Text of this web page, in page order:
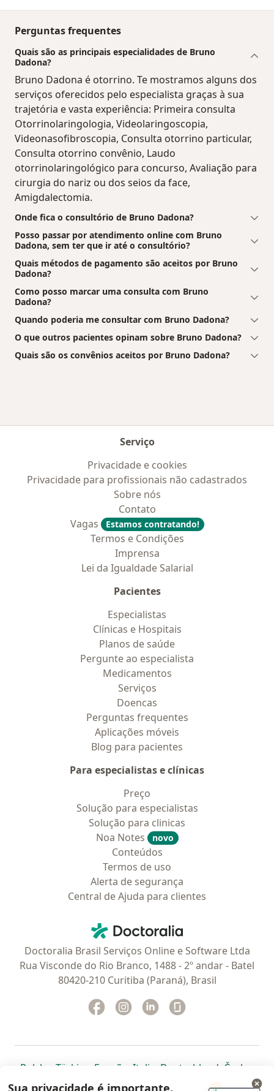
Perguntas frequentes
Quais são as principais especialidades de Bruno
Dadona?
Bruno Dadona é otorrino. Te mostramos alguns dos
serviços oferecidos pelo especialista graças à sua
trajetória e vasta experiência: Primeira consulta
Otorrinolaringologia, Videolaringoscopia,
Videonasofibroscopia, Consulta otorrino particular,
Consulta otorrino convênio, Laudo
otorrinolaringológico para concurso, Avaliação para
cirurgia do nariz ou dos seios da face,
Amigdalectomia.
Onde fica o consultório de Bruno Dadona?
Posso passar por atendimento online com Bruno
Dadona, sem ter que ir até o consultório?
Quais métodos de pagamento são aceitos por Bruno
Dadona?
Como posso marcar uma consulta com Bruno
Dadona?
Quando poderia me consultar com Bruno Dadona?
O que outros pacientes opinam sobre Bruno Dadona?
Quais são os convênios aceitos por Bruno Dadona?
Serviço
Privacidade e cookies
Privacidade para profissionais não cadastrados
Sobre nós
Contato
Vagas
Estamos contratando!
Termos e Condições
Imprensa
Lei da Igualdade Salarial
Pacientes
Especialistas
Clínicas e Hospitais
Planos de saúde
Pergunte ao especialista
Medicamentos
Serviços
Doencas
Perguntas frequentes
Aplicações móveis
Blog para pacientes
Para especialistas e clínicas
Preço
Solução para especialistas
Solução para clinicas
Noa Notes
novo
Conteúdos
Termos de uso
Alerta de segurança
Central de Ajuda para clientes
Doctoralia - Homepage
Doctoralia Brasil Serviços Online e Software Ltda
Rua Visconde do Rio Branco, 1488 - 2º andar - Batel
80420-210 Curitiba (Paraná), Brasil
Facebook
abre num novo separador
Instagram
abre num novo separador
Linkedin
abre num novo
Polska abre num novo separador
Türkiye abre num novo separador
España abre num novo separador
Italia abre num novo
Deutschlandabre num
Česko
Portugal abre num novo separador
, México abre num novo separador
, abre num novo separador
Brasil abre num novoabre num
abre
Sua privacidade é importante.